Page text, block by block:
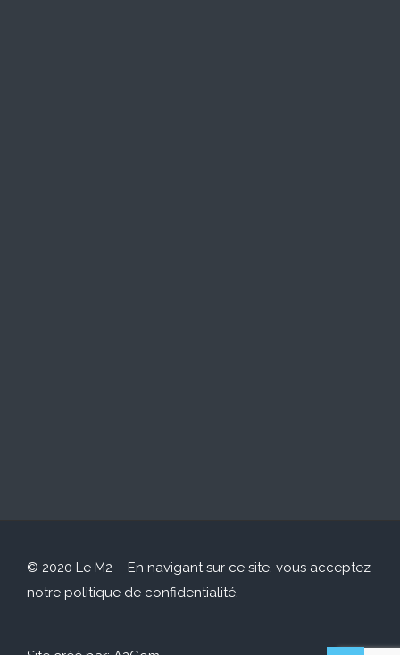
© 2020 Le M2 – En navigant sur ce site, vous acceptez
notre politique de confidentialité.